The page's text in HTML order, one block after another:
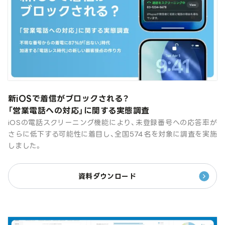
新iOSで着信がブロックされる？
「営業電話への対応」に関する実態調査
iOSの電話スクリーニング機能により、未登録番号への応答率が
さらに低下する可能性に着目し、全国574名を対象に調査を実施
しました。
資料ダウンロード